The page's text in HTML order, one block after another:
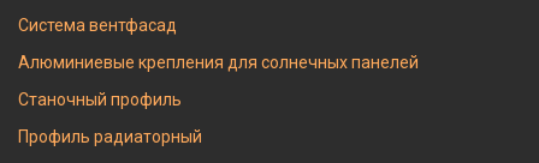
Система вентфасад
Алюминиевые крепления для солнечных панелей
Станочный профиль
Профиль радиаторный